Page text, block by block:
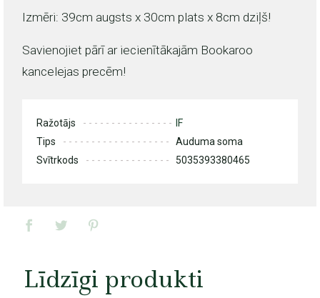
Izmēri: 39cm augsts x 30cm plats x 8cm dziļš!
Savienojiet pārī ar iecienītākajām Bookaroo
kancelejas precēm!
Ražotājs
IF
Tips
Auduma soma
Svītrkods
5035393380465
Līdzīgi produkti